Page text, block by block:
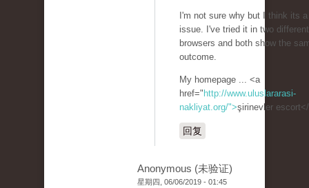
I'm not sure why but I think its
issue. I've tried it in two different
browsers and both show the
outcome.
My homepage ... <a
href=" http://www.uluslararasi-
nakliyat.org/">şirinevler
回复
Anonymous (未验证)
星期四, 06/06/2019 - 01:45